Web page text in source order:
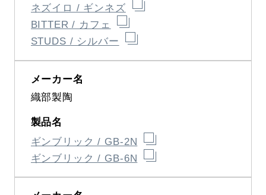
ネズイロ / ギンネズ
BITTER / カフェ
STUDS / シルバー
織部製陶
ギンブリック / GB-2N
ギンブリック / GB-6N